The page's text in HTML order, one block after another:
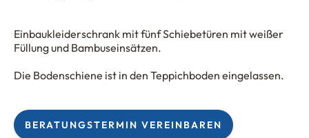
Einbaukleiderschrank mit fünf Schiebetüren mit weißer
Füllung und Bambuseinsätzen.
Die Bodenschiene ist in den Teppichboden eingelassen.
BERATUNGSTERMIN VEREINBAREN